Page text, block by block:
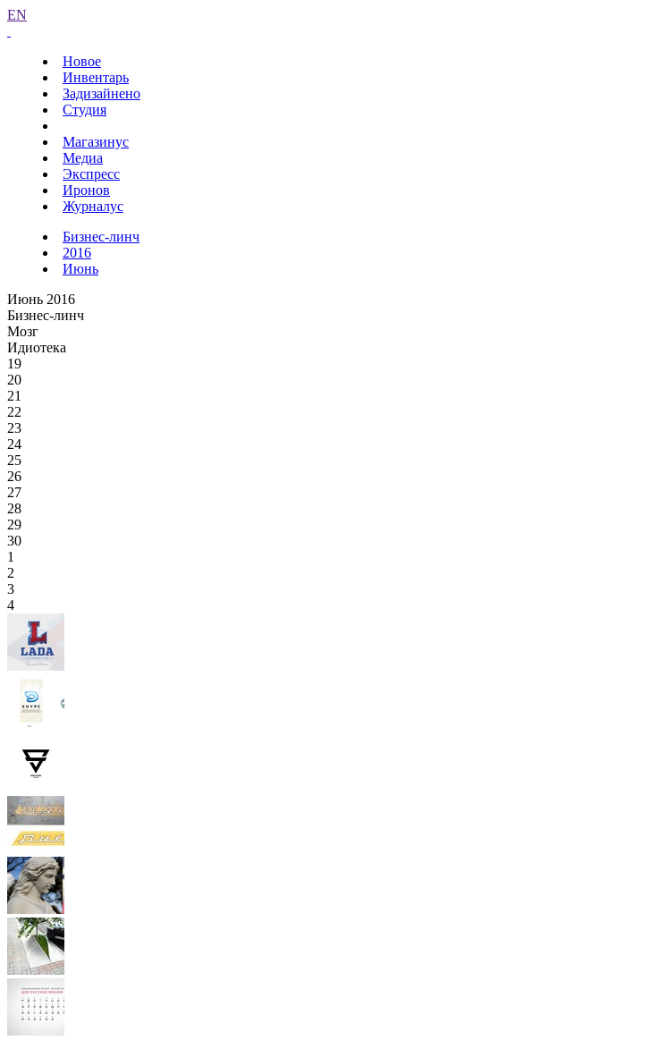
EN
Новое
Инвентарь
Задизайнено
Студия
Магазинус
Медиа
Экспресс
Иронов
Журналус
Бизнес-линч
2016
Июнь
Июнь 2016
Бизнес-линч
Мозг
Идиотека
19
20
21
22
23
24
25
26
27
28
29
30
1
2
3
4